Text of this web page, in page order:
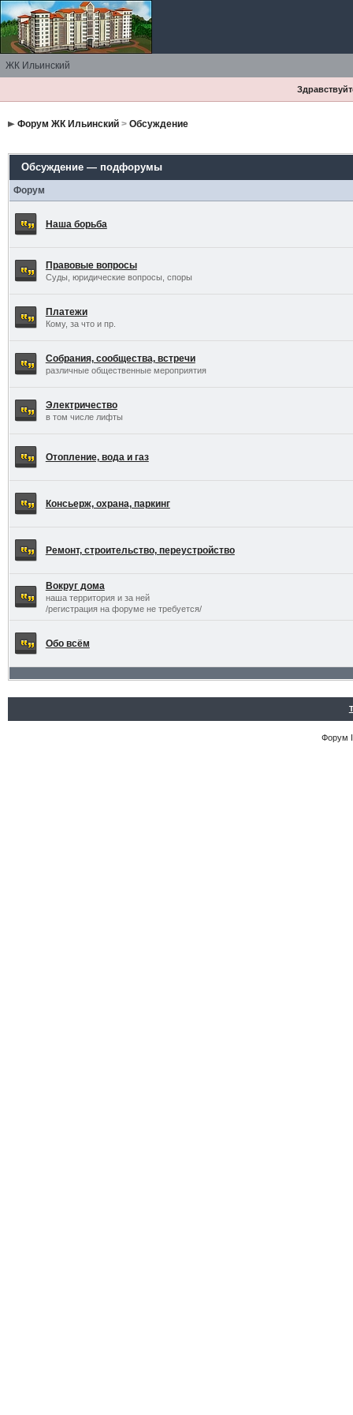
ЖК Ильинский
Форум ЖК Ильинский> Обсуждение
Обсуждение — подфорумы
Форум
Наша борьба
Правовые вопросы
Суды, юридические вопросы, споры
Платежи
Кому, за что и пр.
Собрания, сообщества, встречи
различные общественные мероприятия
Электричество
в том числе лифты
Отопление, вода и газ
Консьерж, охрана, паркинг
Ремонт, строительство, переустройство
Вокруг дома
наша территория и за ней
/регистрация на форуме не требуется/
Обо всём
Форум